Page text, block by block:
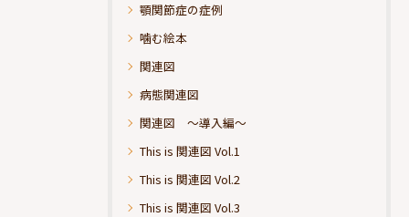
顎関節症の症例
噛む絵本
関連図
病態関連図
関連図 ～導入編～
This is 関連図 Vol.1
This is 関連図 Vol.2
This is 関連図 Vol.3